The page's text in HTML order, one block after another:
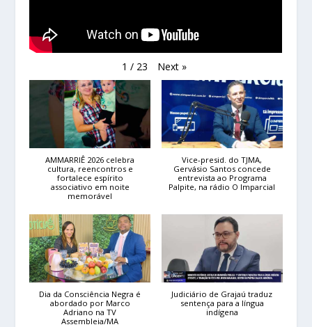
1 / 23 Next »
AMMARRIÊ 2026 celebra
cultura, reencontros e
fortalece espírito
associativo em noite
memorável
Vice-presid. do TJMA,
Gervásio Santos concede
entrevista ao Programa
Palpite, na rádio O Imparcial
Dia da Consciência Negra é
abordado por Marco
Adriano na TV
Assembleia/MA
Judiciário de Grajaú traduz
sentença para a língua
indígena